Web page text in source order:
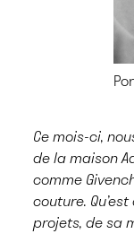
Ce mois-ci,
de la maison
comme
couture.
projets, de sa